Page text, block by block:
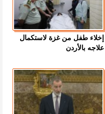
إخلاء طفل من غزة لاستكمال
علاجه بالأردن